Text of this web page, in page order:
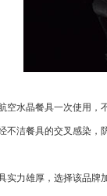
晶餐具一次使用，不
洁餐具的交叉感染，防
力雄厚，选择该品牌